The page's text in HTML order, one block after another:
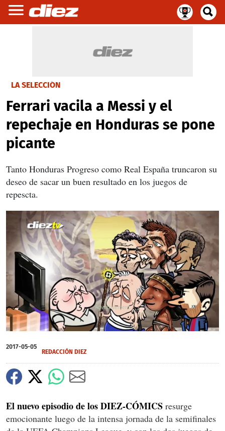
LA SELECCIÓN
Ferrari vacila a Messi y el
repechaje en Honduras se pone
picante
Tanto Honduras Progreso como Real España truncaron su
deseo de sacar un buen resultado en los juegos de
repescta.
of
2
seconds
X
X
X
2017-05-05
REDACCIÓN DIEZ
El nuevo episodio de los DIEZ-CÓMICS resurge
emocionante luego de la intensa jornada de la semifinales